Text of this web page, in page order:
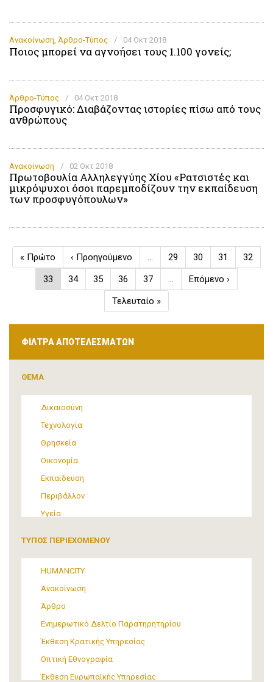
Ανακοίνωση, Άρθρο-Τύπος / 04 Οκτ 2018
Ποιος μπορεί να αγνοήσει τους 1.100 γονείς;
Άρθρο-Τύπος / 04 Οκτ 2018
Προσφυγικό: Διαβάζοντας ιστορίες πίσω από τους
ανθρώπους
Ανακοίνωση / 02 Οκτ 2018
Πρωτοβουλία Αλληλεγγύης Χίου «Ρατσιστές και
μικρόψυχοι όσοι παρεμποδίζουν την εκπαίδευση
των προσφυγόπουλων»
Σελιδοποίηση
First
page
« Πρώτο
Προηγούμενη
σελίδα
‹ Προηγούμενο … Σελίδα
29 Σελίδα
30 Σελίδα
31 Σελίδα
32
Τρέχουσα
σελίδα
33 Σελίδα
34 Σελίδα
35 Σελίδα
36 Σελίδα
37 …
Next
page
Επόμενο ›
Last
page
Τελευταίο »
ΦΙΛΤΡΑ ΑΠΟΤΕΛΕΣΜΑΤΩΝ
ΘΕΜΑ
Δικαιοσύνη
Τεχνολογία
Θρησκεία
Οικονομία
Εκπαίδευση
Περιβάλλον
Υγεία
ΜΜΕ
Θεσμικές ρυθμίσεις
Υποστήριξη Προσφύγων και Μεταναστών
Υλικός πολιτισμός
Τέχνη
ΤΥΠΟΣ ΠΕΡΙΕΧΟΜΕΝΟΥ
HUMANCITY
Ανακοίνωση
Άρθρο
Ενημερωτικό Δελτίο Παρατηρητηρίου
Έκθεση Κρατικής Υπηρεσίας
Οπτική Εθνογραφία
Έκθεση Ευρωπαϊκής Υπηρεσίας